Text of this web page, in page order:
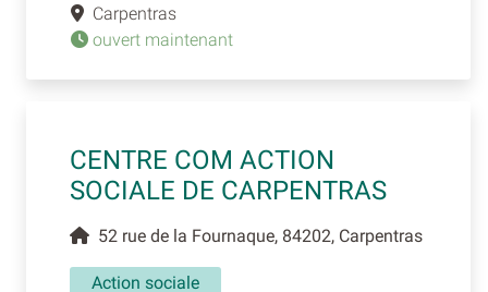
Carpentras
ouvert maintenant
CENTRE COM ACTION
SOCIALE DE CARPENTRAS
52 rue de la Fournaque, 84202, Carpentras
Action sociale